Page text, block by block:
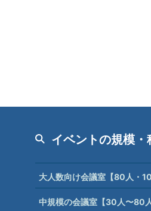
イベントの規模
大人数向け会議室【80人・
中規模の会議室【30人〜80